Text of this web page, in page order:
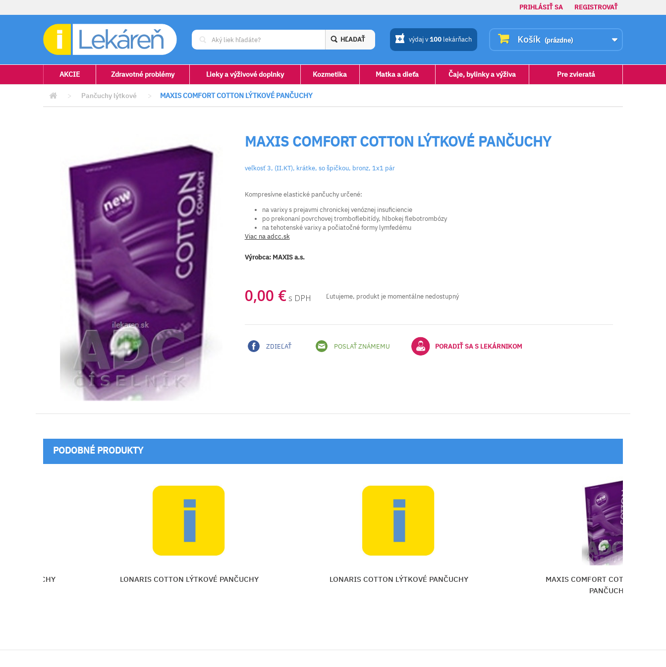
PRIHLÁSIŤ SA REGISTROVAŤ
Košík (prázdne)
HĽADAŤ výdaj v100 lekárňach
AKCIE Zdravotné problémy Lieky a výživové doplnky Kozmetika Matka a dieťa Čaje, bylinky a výživa Pre zvieratá
> Pančuchy lýtkové > MAXIS COMFORT COTTON LÝTKOVÉ PANČUCHY
MAXIS COMFORT COTTON LÝTKOVÉ PANČUCHY
veľkosť 3, (II.KT), krátke, so špičkou, bronz, 1x1 pár
Kompresívne elastické pančuchy určené:
na varixy s prejavmi chronickej venóznej insuficiencie
po prekonaní povrchovej tromboflebitídy, hlbokej flebotrombózy
na tehotenské varixy a počiatočné formy lymfedému
Viac na adcc.sk
Výrobca: MAXIS a.s.
0,00 € s DPH Ľutujeme, produkt je momentálne nedostupný
ZDIEĽAŤ POSLAŤ ZNÁMEMU PORADIŤ SA S LEKÁRNIKOM
PODOBNÉ PRODUKTY
PANČUCHY LONARIS COTTON LÝTKOVÉ PANČUCHY LONARIS COTTON LÝTKOVÉ PANČUCHY
MAXIS COMFORT COTTON
PANČUCHY